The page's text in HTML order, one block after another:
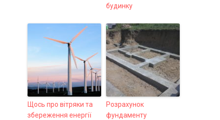
будинку
Щось про вітряки та
збереження енергії
Розрахунок
фундаменту